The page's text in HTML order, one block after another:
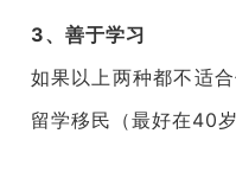
3、善于学习
如果以上两种都不适
留学移民（最好在40岁